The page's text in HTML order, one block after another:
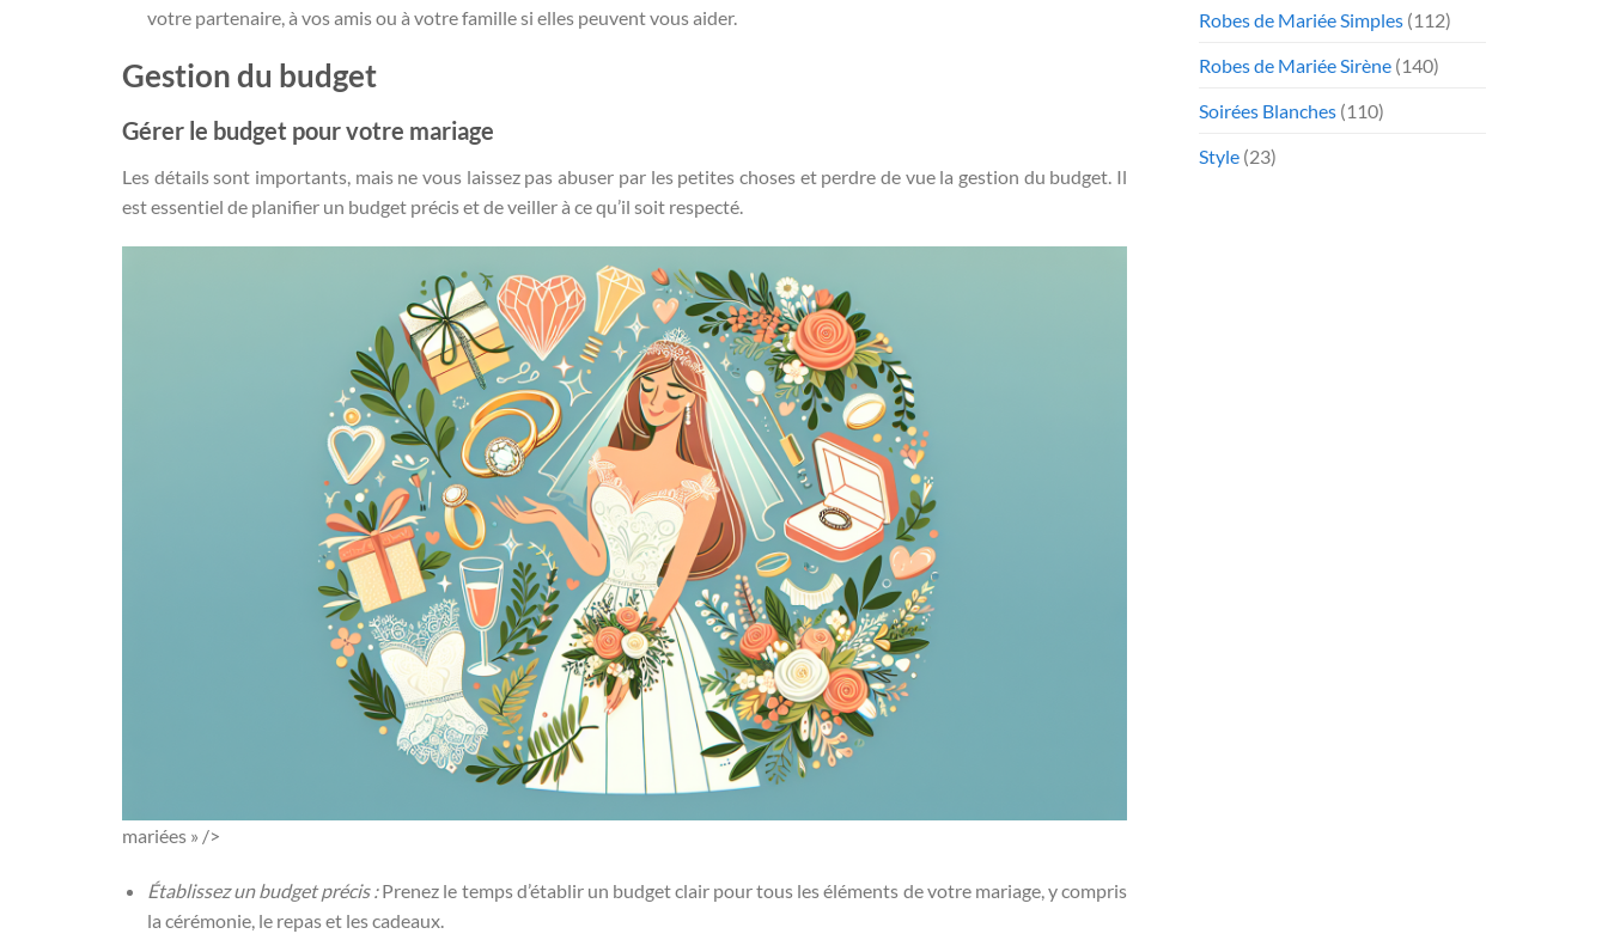
votre partenaire, à vos amis ou à votre famille si elles peuvent vous aider.
Gestion du budget
Gérer le budget pour votre mariage
Les détails sont importants, mais ne vous laissez pas abuser par les petites choses et perdre de vue la gestion du budget. Il
est essentiel de planifier un budget précis et de veiller à ce qu’il soit respecté.
mariées » />
Établissez un budget précis :Prenez le temps d’établir un budget clair pour tous les éléments de votre mariage, y compris
la cérémonie, le repas et les cadeaux.
Robes de Mariée Simples (112)
Robes de Mariée Sirène (140)
Soirées Blanches (110)
Style (23)